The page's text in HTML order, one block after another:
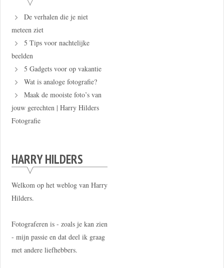
De verhalen die je niet
meteen ziet
5 Tips voor nachtelijke
beelden
5 Gadgets voor op vakantie
Wat is analoge fotografie?
Maak de mooiste foto’s van
jouw gerechten | Harry Hilders
Fotografie
HARRY HILDERS
Welkom op het weblog van Harry
Hilders.
Fotograferen is - zoals je kan zien
- mijn passie en dat deel ik graag
met andere liefhebbers.